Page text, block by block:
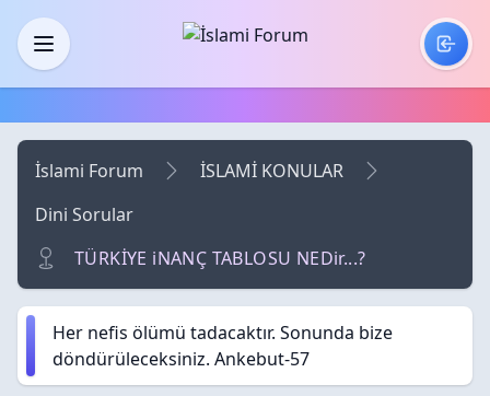
Skip to main content
Menü
İslami Forum
İSLAMİ KONULAR
Dini Sorular
TÜRKİYE iNANÇ TABLOSU NEDir...?
Her nefis ölümü tadacaktır. Sonunda bize
döndürüleceksiniz. Ankebut-57